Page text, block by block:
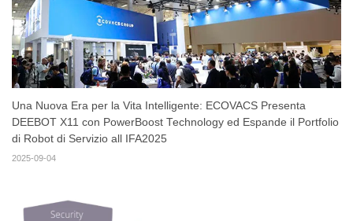
Una Nuova Era per la Vita Intelligente: ECOVACS Presenta
DEEBOT X11 con PowerBoost Technology ed Espande il Portfolio
di Robot di Servizio all IFA2025
2025-09-04